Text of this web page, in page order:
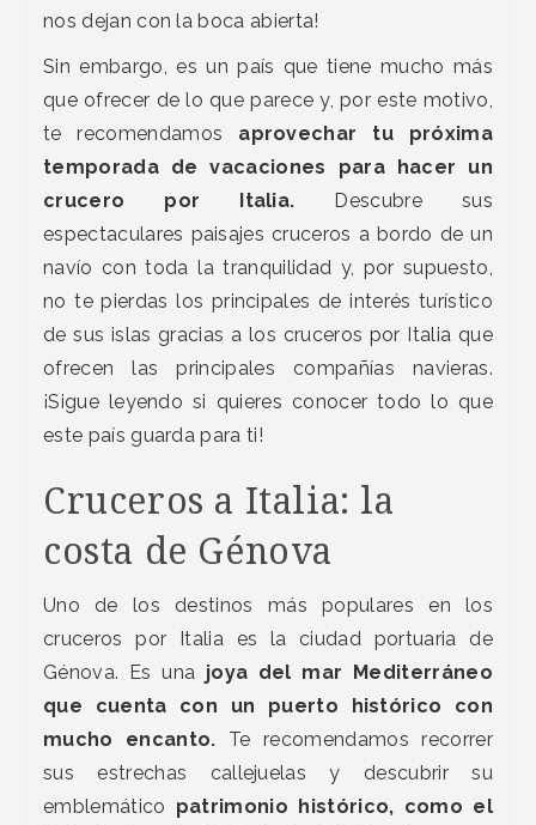
nos dejan con la boca abierta!
Sin embargo, es un país que tiene mucho más
que ofrecer de lo que parece y, por este motivo,
te recomendamos aprovechar tu próxima
temporada de vacaciones para hacer un
crucero por Italia. Descubre sus
espectaculares paisajes cruceros a bordo de un
navío con toda la tranquilidad y, por supuesto,
no te pierdas los principales de interés turístico
de sus islas gracias a los cruceros por Italia que
ofrecen las principales compañías navieras.
¡Sigue leyendo si quieres conocer todo lo que
este país guarda para ti!
Cruceros a Italia: la
costa de Génova
Uno de los destinos más populares en los
cruceros por Italia es la ciudad portuaria de
Génova. Es una joya del mar Mediterráneo
que cuenta con un puerto histórico con
mucho encanto. Te recomendamos recorrer
sus estrechas callejuelas y descubrir su
emblemático patrimonio histórico, como el